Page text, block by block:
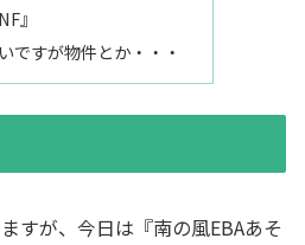
』
ですが物件とか・・・
すが、今日は『南の風EBAあそ